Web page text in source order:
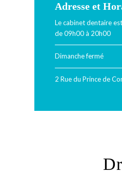
Adresse et
Le cabinet dentaire
de 09h00 à 20h00
Dimanche fermé
2 Rue du Prince de